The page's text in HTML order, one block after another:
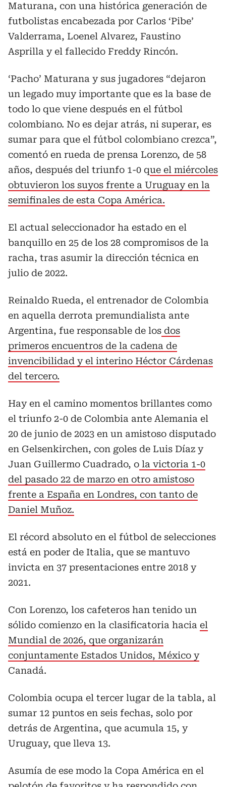
Maturana, con una histórica generación de
futbolistas encabezada por Carlos ‘Pibe’
Valderrama, Loenel Alvarez, Faustino
Asprilla y el fallecido Freddy Rincón.
‘Pacho’ Maturana y sus jugadores “dejaron
un legado muy importante que es la base de
todo lo que viene después en el fútbol
colombiano. No es dejar atrás, ni superar, es
sumar para que el fútbol colombiano crezca”,
comentó en rueda de prensa Lorenzo, de 58
años, después del triunfo 1-0 que el miércoles
obtuvieron los suyos frente a Uruguay en la
semifinales de esta Copa América.
El actual seleccionador ha estado en el
banquillo en 25 de los 28 compromisos de la
racha, tras asumir la dirección técnica en
julio de 2022.
Reinaldo Rueda, el entrenador de Colombia
en aquella derrota premundialista ante
Argentina, fue responsable de los dos
primeros encuentros de la cadena de
invencibilidad y el interino Héctor Cárdenas
del tercero.
Hay en el camino momentos brillantes como
el triunfo 2-0 de Colombia ante Alemania el
20 de junio de 2023 en un amistoso disputado
en Gelsenkirchen, con goles de Luis Díaz y
Juan Guillermo Cuadrado, o la victoria 1-0
del pasado 22 de marzo en otro amistoso
frente a España en Londres, con tanto de
Daniel Muñoz.
El récord absoluto en el fútbol de selecciones
está en poder de Italia, que se mantuvo
invicta en 37 presentaciones entre 2018 y
2021.
Con Lorenzo, los cafeteros han tenido un
sólido comienzo en la clasificatoria hacia el
Mundial de 2026, que organizarán
conjuntamente Estados Unidos, México y
Canadá.
Colombia ocupa el tercer lugar de la tabla, al
sumar 12 puntos en seis fechas, solo por
detrás de Argentina, que acumula 15, y
Uruguay, que lleva 13.
Asumía de ese modo la Copa América en el